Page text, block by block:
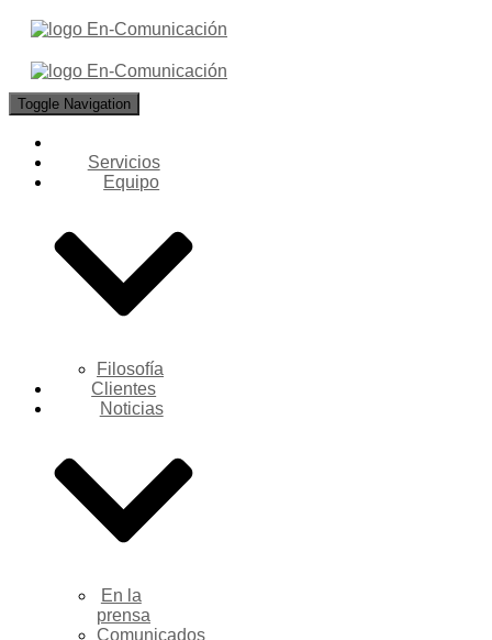
Toggle Navigation
Servicios
Equipo
Filosofía
Clientes
Noticias
En la
prensa
Comunicados